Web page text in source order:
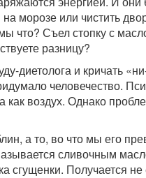
морозе или чистить
что? Съел стопку с
разницу?
диетолога и кричать
человечество.
воздух. Однако
а то, во что мы его
сливочным
сгущенки. Получается